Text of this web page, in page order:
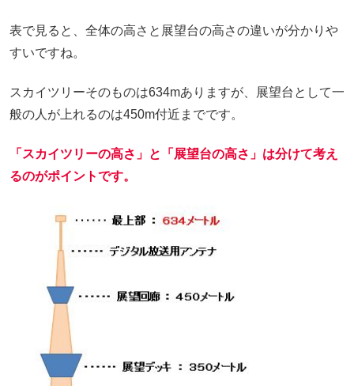
表で見ると、全体の高さと展望台の高さの違いが分かりや
すいですね。
スカイツリーそのものは634mありますが、展望台として一
般の人が上れるのは450m付近までです。
「スカイツリーの高さ」と「展望台の高さ」は分けて考え
るのがポイントです。